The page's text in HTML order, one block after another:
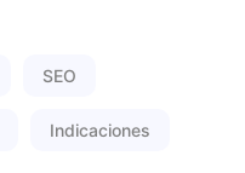
SEO
Indicaciones